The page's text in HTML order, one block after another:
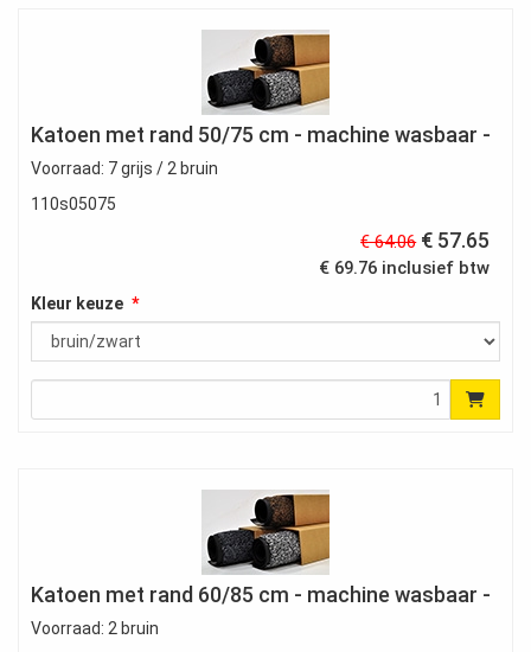
Katoen met rand 50/75 cm - machine wasbaar -
Voorraad: 7 grijs / 2 bruin
110s05075
€ 64.06€ 57.65
€ 69.76 inclusief btw
Kleur keuze
Katoen met rand 60/85 cm - machine wasbaar -
Voorraad: 2 bruin